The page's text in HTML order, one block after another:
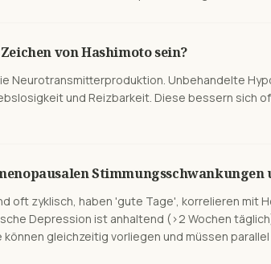
von Hashimoto sein?
Neurotransmitterproduktion. Unbehandelte
und Reizbarkeit. Diese bessern sich
Stimmungsschwankungen
oft zyklisch, haben 'gute Tage', korrelieren mit
Depression ist anhaltend (>2 Wochen
gleichzeitig vorliegen und müssen